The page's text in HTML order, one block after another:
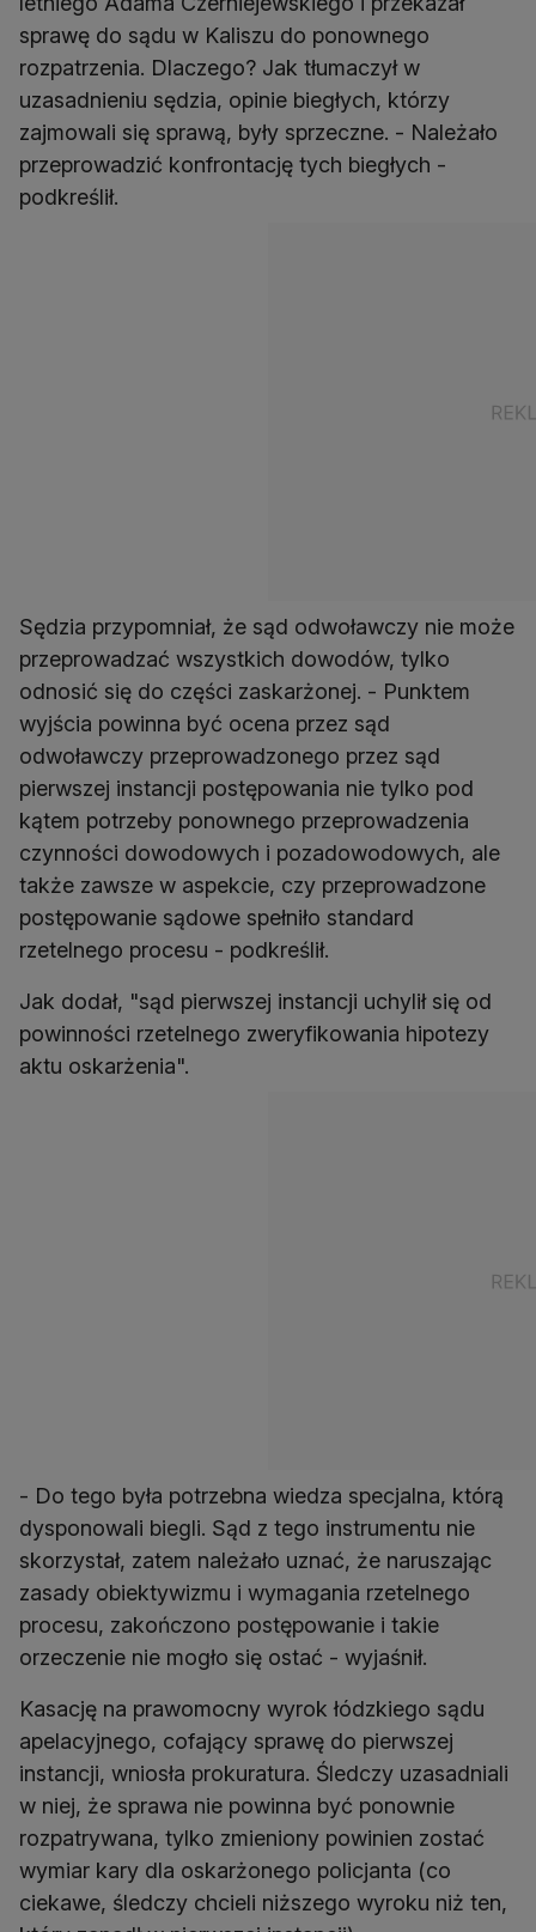
sprawę do sądu w Kaliszu do ponownego
rozpatrzenia. Dlaczego? Jak tłumaczył w
uzasadnieniu sędzia, opinie biegłych, którzy
zajmowali się sprawą, były sprzeczne. - Należało
przeprowadzić konfrontację tych biegłych -
podkreślił.
Sędzia przypomniał, że sąd odwoławczy nie może
przeprowadzać wszystkich dowodów, tylko
odnosić się do części zaskarżonej. - Punktem
wyjścia powinna być ocena przez sąd
odwoławczy przeprowadzonego przez sąd
pierwszej instancji postępowania nie tylko pod
kątem potrzeby ponownego przeprowadzenia
czynności dowodowych i pozadowodowych, ale
także zawsze w aspekcie, czy przeprowadzone
postępowanie sądowe spełniło standard
rzetelnego procesu - podkreślił.
Jak dodał, "sąd pierwszej instancji uchylił się od
powinności rzetelnego zweryfikowania hipotezy
aktu oskarżenia".
- Do tego była potrzebna wiedza specjalna, którą
dysponowali biegli. Sąd z tego instrumentu nie
skorzystał, zatem należało uznać, że naruszając
zasady obiektywizmu i wymagania rzetelnego
procesu, zakończono postępowanie i takie
orzeczenie nie mogło się ostać - wyjaśnił.
Kasację na prawomocny wyrok łódzkiego sądu
apelacyjnego, cofający sprawę do pierwszej
instancji, wniosła prokuratura. Śledczy uzasadniali
w niej, że sprawa nie powinna być ponownie
rozpatrywana, tylko zmieniony powinien zostać
wymiar kary dla oskarżonego policjanta (co
ciekawe, śledczy chcieli niższego wyroku niż ten,